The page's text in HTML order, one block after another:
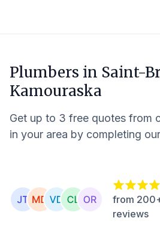
Plumbers in Saint-
Kamouraska
Get up to 3 free quotes from
in your area by completing
from
reviews